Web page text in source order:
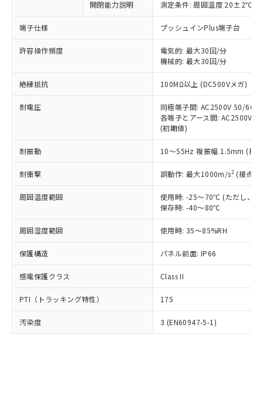
開閉能力説明 測定条件: 周囲温度 20±2℃、
端子仕様 プッシュインPlus端子台
許容操作頻度
電気的: 最大30回/分
機械的: 最大30回/分
絶縁抵抗 100MΩ以上 (DC500Vメガ)
耐電圧
同極端子間: AC2500V 50/
各端子とアース間: AC2500V
(初期値)
耐振動 10～55Hz 複振幅 1.5mm (接
耐衝撃 誤動作: 最大1000m/s2 (接点
周囲温度範囲
使用時: -25～70℃ (ただし、氷
保存時: -40～80℃
周囲湿度範囲 使用時: 35～85%RH
保護構造 パネル前面: IP66
感電保護クラス Class II
PTI（トラッキング特性） 175
汚染度 3 (EN60947-5-1)
以下の条件をお読みいただき、同意のうえ
ご利用ください。
本サービスは、当社制御機器事業取扱
商品の当社在庫状況および標準価格
(税抜)を提供させていただくもので
当社制御機器事業取扱商品の中には、
本サービスの対象外となる商品もある
ことをご了承ください。
在庫状況および標準価格照会結果は、
記載している更新日時点での社内デー
タに基づき作成されるものであり、閲
覧された時点での実際の在庫および標
準価格とは異なる場合があることをご
正式な納期状況および標準価格はお客
様のお取引先、またはお客様担当のオ
ムロン制御機器販売店・当社販売員に
オムロン制御機器販売店や当社販売拠
点は「
販売ネットワーク
」をご確認
在庫状況および標準価格結果を当社の
事前の承諾なく第三者に漏洩または開
示しないようお願いします。
マイパーツ機能（部品リスト作成サー
対応予定なし：EU RoHS指令（10物質）の
非含有に非対応の商品で、対応品を出す予
定はありません。
非含有の対応状況を調査中または確認中の
非該当品：ライセンス料など無形物で、有
害物質有無と関係のない商品です。
仕入先様の事情により、非含有部品として
いたものが、含有品と判明した場合などや
むを得ず変更することがあります。
鉛(Pb) 1000ppm以下、 水銀(Hg) 1000ppm以下、 カド
(PBDE) 1000ppm以下、フタル酸ビス(2-エチルヘキシ
ル) (DEHP)(別名：DOP) 1000ppm以下、フタル酸ブチ
ルベンジル（BBP） 1000ppm以下、フタル酸ジブチル
（DBP） 1000ppm以下、フタル酸ジイソブチル
(DIBP) 1000ppm以下
但し、RoHS指令で産業用監視および制御機器に対する
適用除外項目は除く。
※2 対応予定月
部品在庫の切り替え状況などにより、予定
※1 中国RoHS○×表
「○」：最大均質材料含有率が中国RoHSの
基準値以下であることを示します。
「×」：最大均質材料含有率が中国RoHSの
基準値を超えていることを示します。
「－」：未確認です。当社販売部門へお問
*中国RoHS10物質の基準値 (GB/T26572)：
Pb(鉛) :1000ppm、 Hg(水銀) : 1000ppm、 Cd(カドミウ
Cr(Ⅵ)(六価クロム) : 1000ppm、 PBBs(ポリ臭化ビフェ
ニル類) : 1000ppm、 PBDEs(ポリ臭化ジフェニルエーテ
DBP(フタル酸ジブチル) : 1000ppm、 DIBP(フタル酸ジ
イソブチル) : 1000ppm、 BBP(フタル酸ブチルベンジ
ル) : 1000ppm、
DEHP(フタル酸ビス(2-エチルヘキシル)) : 1000ppm
※2 環境保護使用期限
「ｅ」：有害物質（10物質）のすべてが基
「10」：通常の使用状況下において有害物
当社は、これら貴社製品のうち、外国
為替および外国貿易法に定める商品
または国外への提供する場合は、日本
国政府の輸出許可(または役務取引許
当社は規制貨物を破棄する場合は、完
全に破砕するなど、違法に輸出されな
いよう必要な手段を講じます。
当社は貴社製品を、核兵器、ミサイ
ル、化学兵器、生物兵器またはその他
武器並びにこれらの製造装置等に一切
使用いたしません。
当社は、貴社製品を第三者に販売する
場合は、上記1、2および3の内容を当
該第三者に通知します。また当社は、
販売先および販売に係わる関係者が違
○ 一定数以上の在庫あり
△ 一定数には満たないが在庫あり
在庫なし(最新の在庫状況につ
たはお客様担当のオムロン制御
機器販売店・当社販売員にご確
空
受注生産機種、また在庫状況の